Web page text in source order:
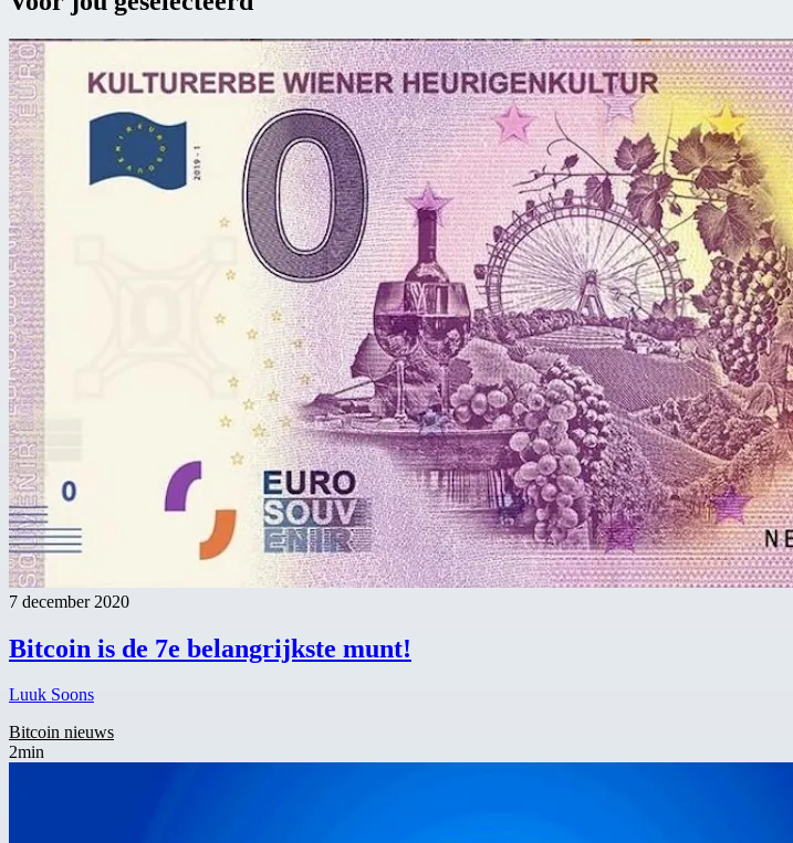
7 december 2020
Bitcoin is de 7e belangrijkste munt!
Luuk Soons
Bitcoin nieuws
2min